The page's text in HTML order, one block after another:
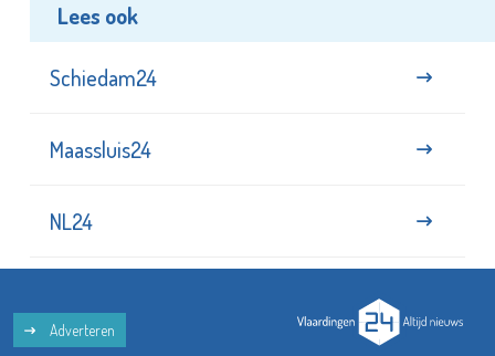
Lees ook
Schiedam24
Maassluis24
NL24
Adverteren